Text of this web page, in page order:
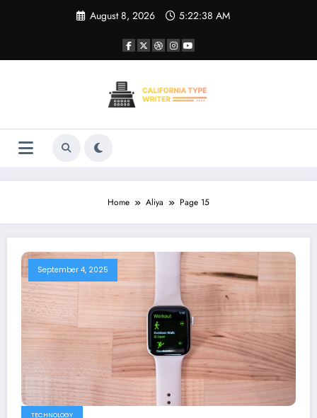
August 8, 2026 5:22:39 AM
Home Aliya Page 15
September 4, 2025
TECHNOLOGY